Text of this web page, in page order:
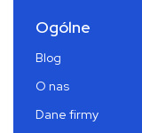
Ogólne
Blog
O nas
Dane firmy